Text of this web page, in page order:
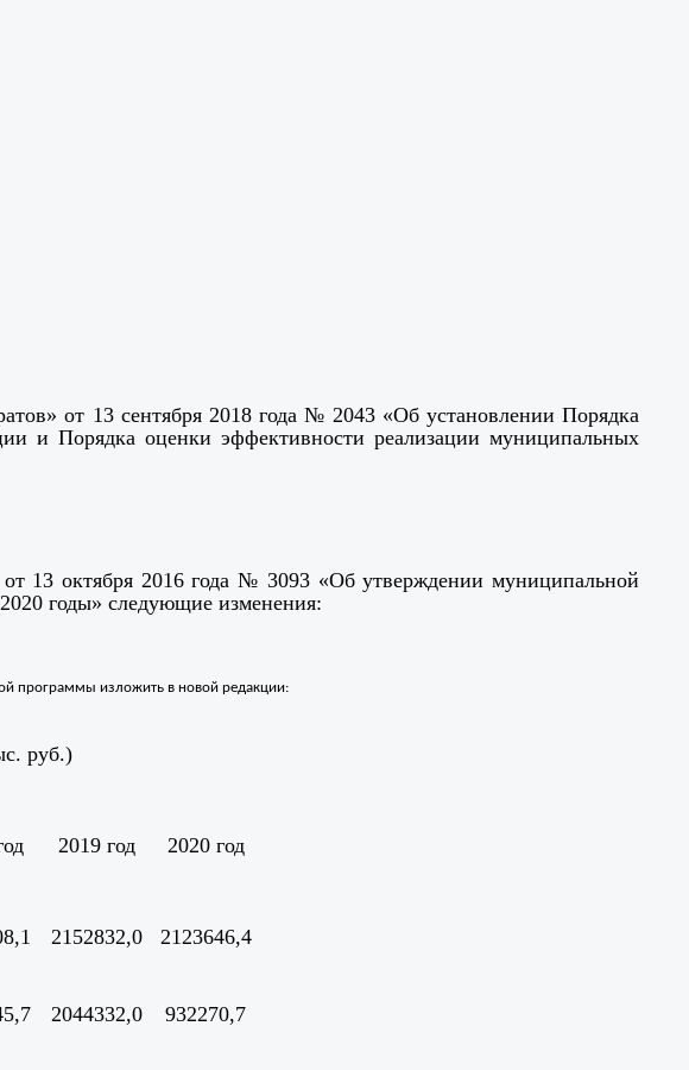
от 13 сентября 2018 года № 2043 «Об установлении Порядка
и Порядка оценки эффективности реализации муниципальных
13 октября 2016 года № 3093 «Об утверждении муниципальной
годы» следующие изменения:
программы изложить в новой редакции:
руб.)
2019 год 2020 год
2152832,0 2123646,4
2044332,0 932270,7